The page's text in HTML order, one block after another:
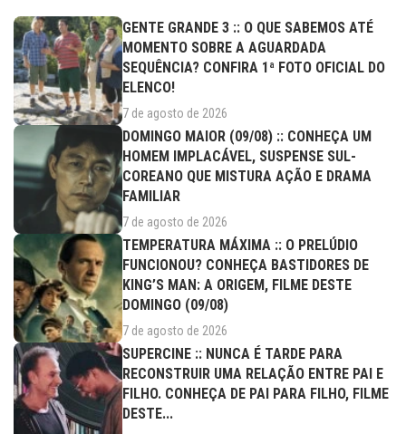
GENTE GRANDE 3 :: O QUE SABEMOS ATÉ
MOMENTO SOBRE A AGUARDADA
SEQUÊNCIA? CONFIRA 1ª FOTO OFICIAL DO
ELENCO!
7 de agosto de 2026
DOMINGO MAIOR (09/08) :: CONHEÇA UM
HOMEM IMPLACÁVEL, SUSPENSE SUL-
COREANO QUE MISTURA AÇÃO E DRAMA
FAMILIAR
7 de agosto de 2026
TEMPERATURA MÁXIMA :: O PRELÚDIO
FUNCIONOU? CONHEÇA BASTIDORES DE
KING’S MAN: A ORIGEM, FILME DESTE
DOMINGO (09/08)
7 de agosto de 2026
SUPERCINE :: NUNCA É TARDE PARA
RECONSTRUIR UMA RELAÇÃO ENTRE PAI E
FILHO. CONHEÇA DE PAI PARA FILHO, FILME
DESTE...